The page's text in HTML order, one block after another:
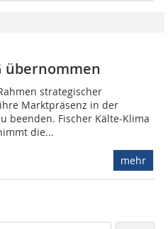
übernommen
strategischer
Marktpräsenz in der
beenden. Fischer Kälte-Klima
die...
mehr